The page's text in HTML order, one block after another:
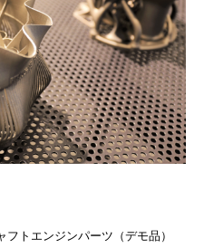
トエンジンパーツ（デモ品）